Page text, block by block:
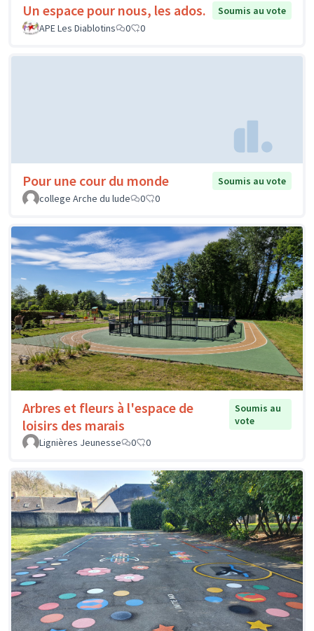
Un espace pour nous, les ados.
Soumis au vote
APE Les Diablotins
0 0
Pour une cour du monde
Soumis au vote
college Arche du lude
0 0
Arbres et fleurs à l'espace de
loisirs des marais
Soumis au
vote
Lignières Jeunesse
0 0